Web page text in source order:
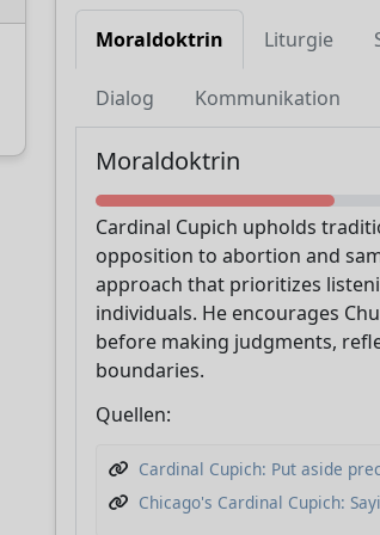
Moraldoktrin Liturgie
Dialog Kommunikation
Moraldoktrin
Cardinal Cupich upholds
opposition to abortion and
approach that prioritizes
individuals. He encourages
before making judgments,
boundaries.
Quellen:
Cardinal Cupich: Put aside
Chicago's Cardinal Cupich:
Unterstützen Sie CatéGPT
CatéGPT.chat
Helfen Sie uns, unsere
fortzusetzen